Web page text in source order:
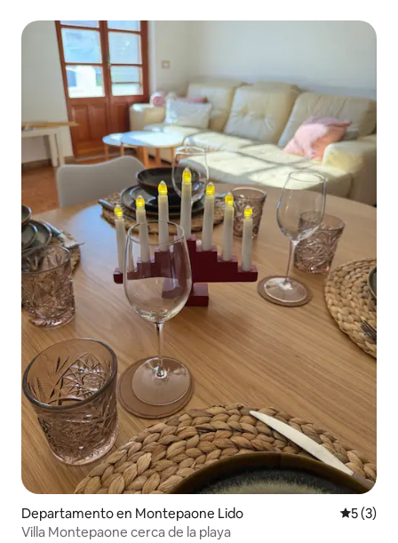
Departamento en Montepaone Lido
5 (3)
Villa Montepaone cerca de la playa